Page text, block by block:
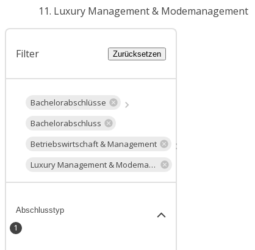
Luxury Management & Modemanagement
Filter Zurücksetzen
Bachelorabschlüsse
Bachelorabschluss
Betriebswirtschaft & Management
Luxury Management & Modemanagement
Abschlusstyp
1